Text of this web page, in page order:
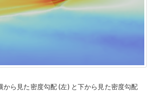
から見た密度勾配 (左) と下から見た密度勾配